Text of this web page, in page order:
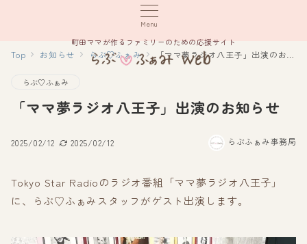
Menu
町田ママが作るファミリーのための応援サイト
Top お知らせ らぶ♡ふぁみ 「ママ夢ラジオ八王子」出演のお知らせ
らぶ♡ふぁみ
「ママ夢ラジオ八王子」出演のお知らせ
2025/02/12 2025/02/12 らぶふぁみ事務局
Tokyo Star Radioのラジオ番組「ママ夢ラジオ八王子」
に、らぶ♡ふぁみスタッフがゲスト出演します。